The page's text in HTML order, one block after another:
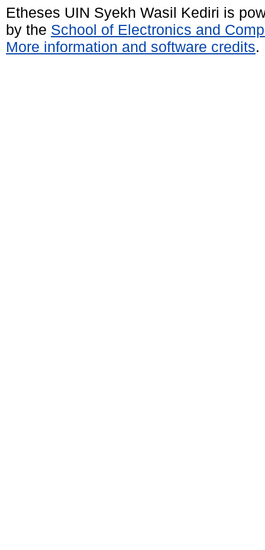
Etheses UIN Syekh Wasil Kediri is
by the School of Electronics and
More information and software credits.